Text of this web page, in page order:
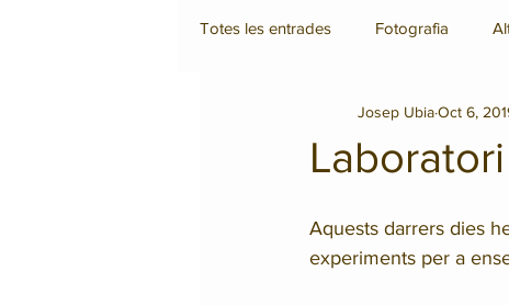
Totes les entrades Fotografia
Disseny gràfic
Josep UbiaOct 6,
Aquests darrers dies
experiments per a